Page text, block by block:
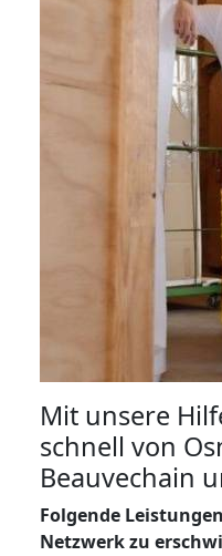
Mit unsere
schnell von
Beauvechain
Folgende
Netzwerk zu